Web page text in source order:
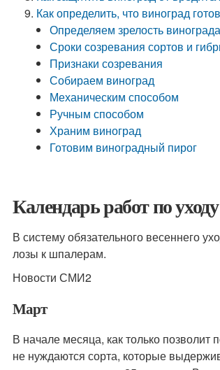
Как определить, что виноград
Определяем зрелость винограда
Сроки созревания сортов и
Признаки созревания
Собираем виноград
Механическим способом
Ручным способом
Храним виноград
Готовим виноградный пирог
Календарь работ по
В систему обязательного весеннего
лозы к шпалерам.
Новости СМИ2
Март
В начале месяца, как только позволит
не нуждаются сорта, которые